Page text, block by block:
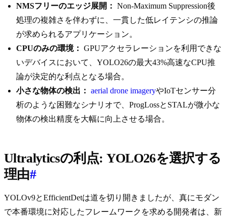
NMSフリーのエッジ展開： Non-Maximum Suppression後
処理の複雑さを伴わずに、一貫した低レイテンシの推論
が求められるアプリケーション。
CPUのみの環境： GPUアクセラレーションを利用できな
いデバイスにおいて、YOLO26の最大43%高速なCPU推
論が決定的な利点となる場合。
小さな物体の検出： aerial drone imageryやIoTセンサー分
析のような困難なシナリオで、ProgLossとSTALが微小な
物体の検出精度を大幅に向上させる場合。
Ultralyticsの利点: YOLO26を選択する
理由#
YOLOv9とEfficientDetは道を切り開きましたが、真にモダン
で本番環境に対応したフレームワークを求める開発者は、新